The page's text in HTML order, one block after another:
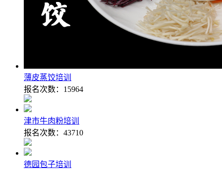
薄皮蒸饺培训
报名次数： 15964
津市牛肉粉培训
报名次数： 43710
德园包子培训